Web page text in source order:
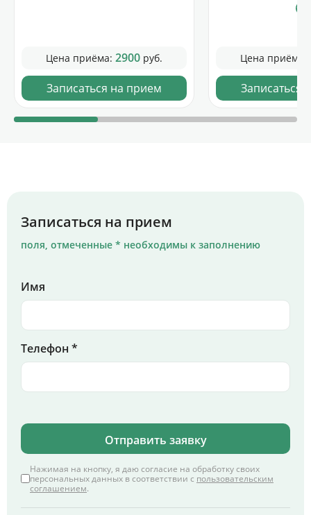
Цена приёма: 2900 руб.
Записаться на прием
Цена приёма:
Записаться
Записаться на прием
поля, отмеченные * необходимы к заполнению
Имя
Телефон *
Отправить заявку
Нажимая на кнопку, я даю согласие на обработку своих
персональных данных в соответствии с пользовательским
соглашением.